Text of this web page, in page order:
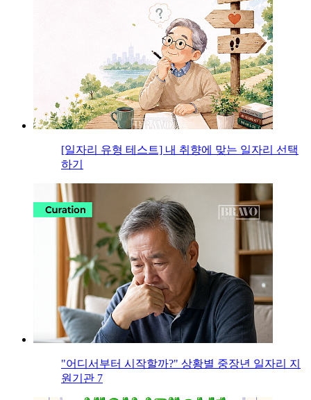
[일자리 유형 테스트] 내 취향에 맞는 일자리 선택
하기
"어디서부터 시작할까?" 상황별 중장년 일자리 지
원기관 7